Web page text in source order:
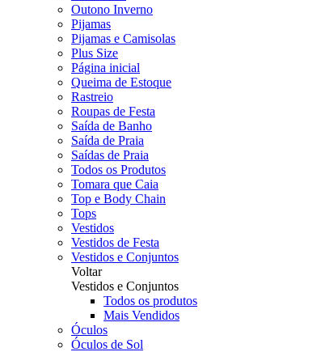
Outono Inverno
Pijamas
Pijamas e Camisolas
Plus Size
Página inicial
Queima de Estoque
Rastreio
Roupas de Festa
Saída de Banho
Saída de Praia
Saídas de Praia
Todos os Produtos
Tomara que Caia
Top e Body Chain
Tops
Vestidos
Vestidos de Festa
Vestidos e Conjuntos
Voltar
Vestidos e Conjuntos
Todos os produtos
Mais Vendidos
Óculos
Óculos de Sol